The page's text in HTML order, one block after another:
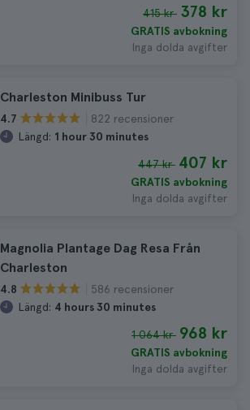
415 kr 378 kr
GRATIS avbokning
Inga dolda avgifter
Charleston Minibuss Tur
4.7
822 recensioner
Längd: 1 hour 30 minutes
447 kr 407 kr
GRATIS avbokning
Inga dolda avgifter
Magnolia Plantage Dag Resa Från
Charleston
4.8
586 recensioner
Längd: 4 hours 30 minutes
1 064 kr 968 kr
GRATIS avbokning
Inga dolda avgifter